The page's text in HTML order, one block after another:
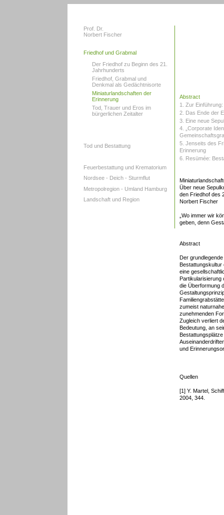
Prof. Dr.
Norbert Fischer
Tod und Bestattung
Friedhof und Grabmal
Feuerbestattung und Krematorium
Nordsee - Deich - Sturmflut
Metropolregion - Umland Hamburg
Landschaft und Region
Der Friedhof zu Beginn des 21.
Jahrhunderts
Friedhof, Grabmal und
Denkmal als Gedächtnisorte
Miniaturlandschaften der
Erinnerung
Tod, Trauer und Eros im
bürgerlichen Zeitalter
Abstract
1. Zur
2. Das Ende der
3. Eine neue
4. „Corporate
5. Jenseits des
Erinnerung
6. Resümée:
Über neue
den Friedhof des
Norbert Fischer
„Wo immer wir
geben, denn
Abstract
Der
eine
Partikularisierung
die Überformung
zumeist
zunehmenden
Zugleich verliert
Bedeutung, an
und
Quellen
[1] Y. Martel,
2004, 344.